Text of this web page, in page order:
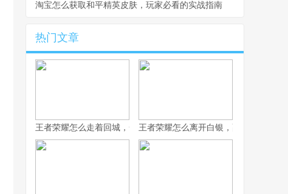
淘宝怎么获取和平精英皮肤，玩家必看的实战指南
热门文章
王者荣耀怎么走着回城，一场被忽视的战略艺术
王者荣耀怎么离开白银，副标题为突破